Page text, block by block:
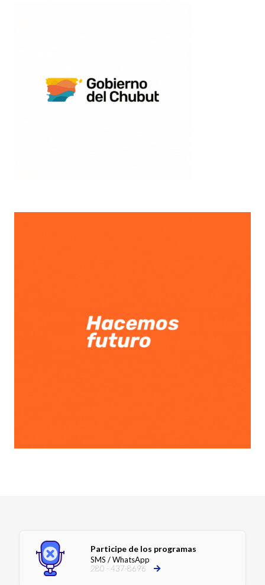
Participe de los programas
SMS / WhatsApp
280 - 437-8696